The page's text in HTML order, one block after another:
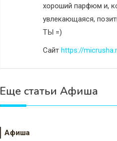
хороший парфюм и,
увлекающаяся,
ТЫ =)
Сайт https://
Еще статьи Афиша
Афиша